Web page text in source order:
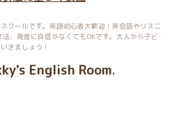
クールです。英語初心者大歓迎！英会話やリスニ
法、発音に自信がなくてもOKです。大人から子ど
きましょう！
English Room.